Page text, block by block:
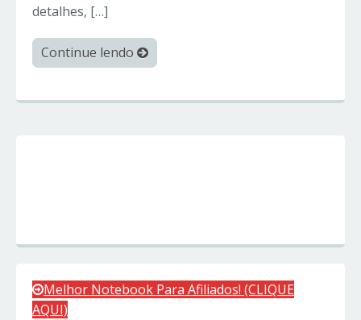
detalhes, […]
Continue lendo
Melhor Notebook Para Afiliados! (CLIQUE
AQUI)